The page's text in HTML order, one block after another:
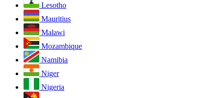
Lesotho
Mauritius
Malawi
Mozambique
Namibia
Niger
Nigeria